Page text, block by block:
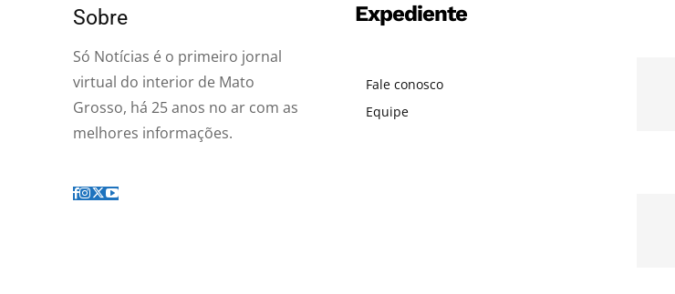
Sobre
Só Notícias é o primeiro jornal
virtual do interior de Mato
Grosso, há 25 anos no ar com as
melhores informações.
Expediente
Fale conosco
Equipe